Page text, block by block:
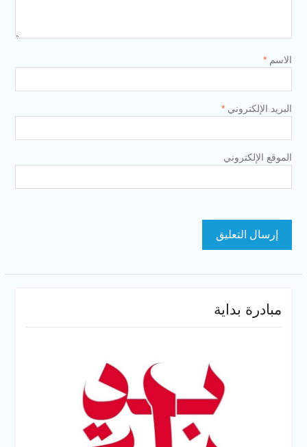
الاسم *
البريد الإلكتروني *
الموقع الإلكتروني
مبادرة بداية